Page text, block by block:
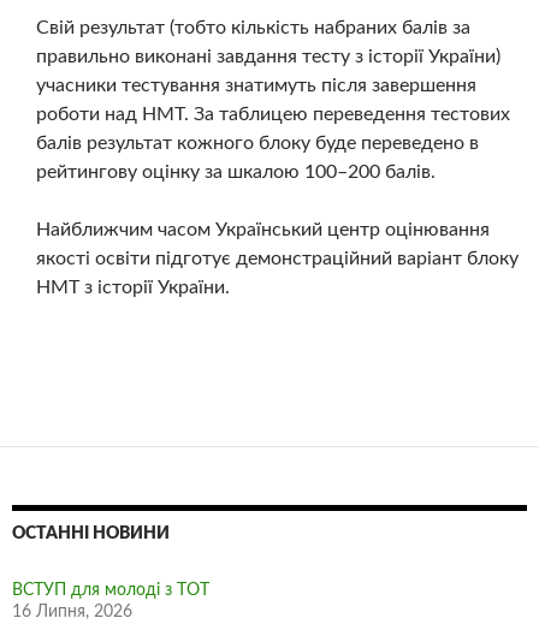
Свій результат (тобто кількість набраних балів за
правильно виконані завдання тесту з історії України)
учасники тестування знатимуть після завершення
роботи над НМТ. За таблицею переведення тестових
балів результат кожного блоку буде переведено в
рейтингову оцінку за шкалою 100–200 балів.
Найближчим часом Український центр оцінювання
якості освіти підготує демонстраційний варіант блоку
НМТ з історії України.
ОСТАННІ НОВИНИ
ВСТУП для молоді з ТОТ
16 Липня, 2026